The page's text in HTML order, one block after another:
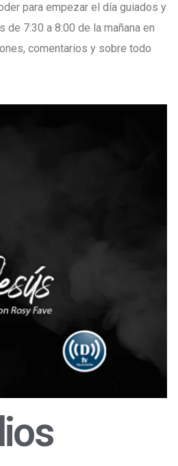
para empezar el día guiados y
7:30 a 8:00 de la mañana en
comentarios y sobre todo